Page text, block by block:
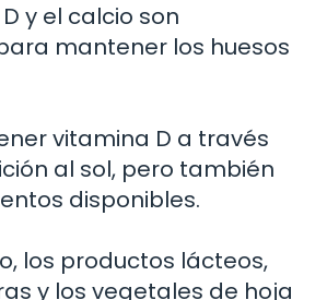
y el calcio son
mantener los huesos
vitamina D a través
al sol, pero también
disponibles.
los productos lácteos,
y los vegetales de hoja